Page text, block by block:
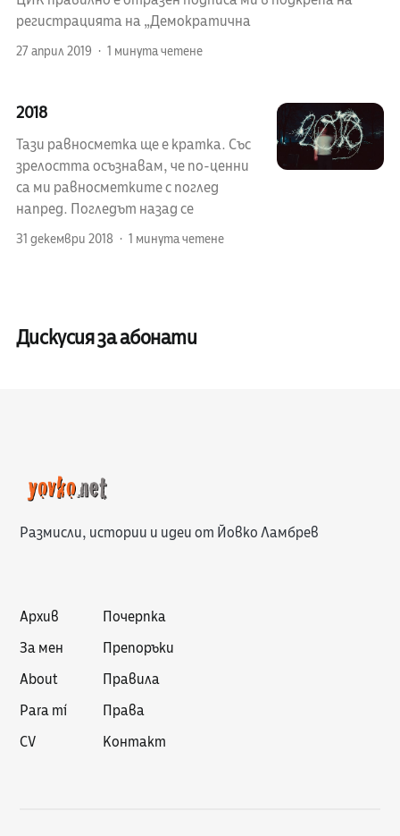
регистрацията на „Демократична
27 април 2019 1 минута четене
2018
Тази равносметка ще е кратка. Със
зрелостта осъзнавам, че по-ценни
са ми равносметките с поглед
напред. Погледът назад се
31 декември 2018 1 минута четене
Дискусия за абонати
Размисли, истории и идеи от Йовко Ламбрев
Архив
За мен
About
Para mí
CV
Почерпка
Препоръки
Правила
Права
Контакт